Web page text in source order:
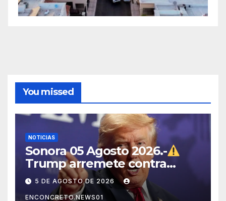
You missed
NOTICIAS
Sonora 05 Agosto 2026.-
Trump arremete contra
México, Canadá y otras
potencias por supuestos
5 DE AGOSTO DE 2026
ENCONCRETO.NEWS01